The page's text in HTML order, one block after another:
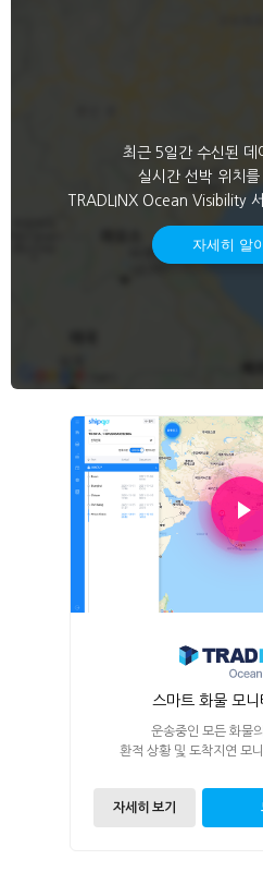
최근 5일간 수신된 데
실시간 선박 위치를
TRADLINX Ocean Visibility
자세히 알
스마트 화물 모
운송중인 모든 화물
환적 상황 및 도착지연 모
자세히 보기